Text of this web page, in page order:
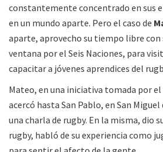
constantemente concentrado en sus
en un mundo aparte. Pero el caso de
aparte, aprovecho su tiempo libre con
ventana por el Seis Naciones, para
capacitar a jóvenes aprendices del
Mateo, en una iniciativa tomada por el
acercó hasta San Pablo, en San
una charla de rugby. En la misma, dio
rugby, habló de su experiencia como